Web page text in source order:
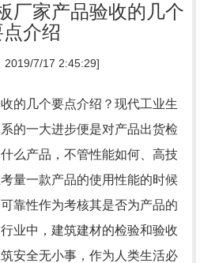
厂家产品验收的几个
介绍
2019/7/17 2:45:29]
的几个要点介绍？现代工业生
的一大进步便是对产品出货检
么产品，不管性能如何、高技
量一款产品的使用性能的时候
靠性作为考核其是否为产品的
业中，建筑建材的检验和验收
安全无小事，作为人类生活必